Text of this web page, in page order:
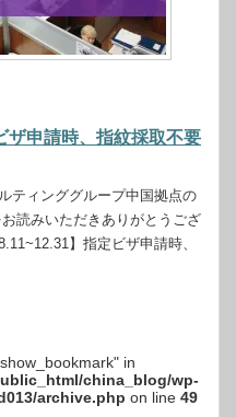
ザ申請時、指紋採取不要
ティンググループ中国拠点の
読みいただきありがとうござ
】指定ビザ申請時、
in
china_blog/wp-
archive.php on line 49